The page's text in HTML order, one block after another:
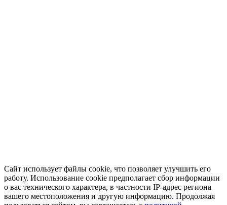
Сайт использует файлы cookie, что позволяет улучшить его
работу. Использование cookie предполагает сбор информации
о вас технического характера, в частности IP-адрес региона
вашего местоположения и другую информацию. Продолжая